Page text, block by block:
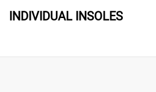
INDIVIDUAL INSOLES